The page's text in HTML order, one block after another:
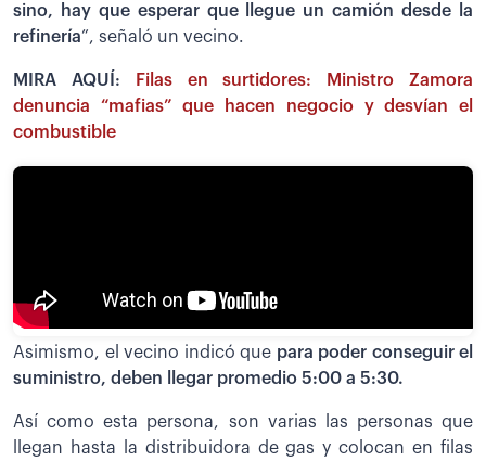
sino, hay que esperar que llegue un camión desde la
refinería”, señaló un vecino.
MIRA AQUÍ:
Filas en surtidores: Ministro Zamora
denuncia “mafias” que hacen negocio y desvían el
combustible
Asimismo, el vecino indicó que para poder conseguir el
suministro, deben llegar promedio 5:00 a 5:30.
Así como esta persona, son varias las personas que
llegan hasta la distribuidora de gas y colocan en filas